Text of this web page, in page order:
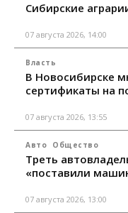
Сибирские
07 августа 2026, 14:00
Власть
В Новосибирске
сертификаты на
07 августа 2026, 13:55
Авто Общество
Треть
«поставили
07 августа 2026, 13:00